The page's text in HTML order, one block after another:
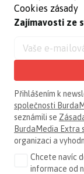
Cookies zásady
Zajímavosti ze
Přihlášením k
společnosti
seznámili se
BurdaMedia Extra
organizaci a
Chcete navíc
informace od